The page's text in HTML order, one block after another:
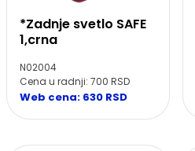
*Zadnje svetlo SAFE
1,crna
N02004
Cena u radnji: 700 RSD
Web cena: 630 RSD